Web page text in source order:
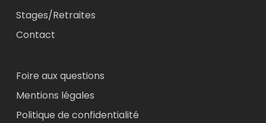
Stages/Retraites
Contact
Foire aux questions
Mentions légales
Politique de confidentialité